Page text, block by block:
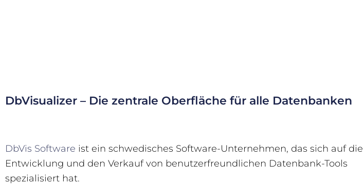
DbVisualizer – Die zentrale Oberfläche für alle Datenbanken
DbVis Software ist ein schwedisches Software-Unternehmen, das sich auf die
Entwicklung und den Verkauf von benutzerfreundlichen Datenbank-Tools
spezialisiert hat.